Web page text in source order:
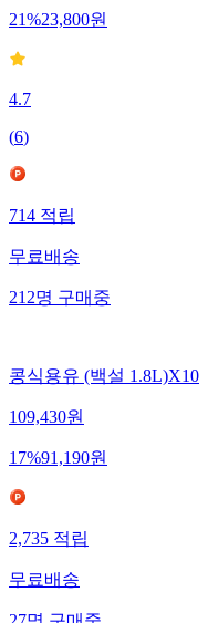
21%23,800원
4.7
(6)
714적립
무료배송
212명구매중
콩식용유 (백설 1.8L)X10
109,430원
17%91,190원
2,735적립
무료배송